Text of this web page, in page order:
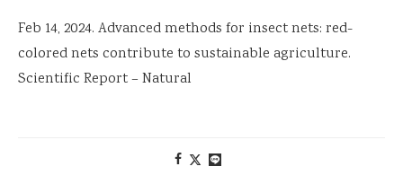
Feb 14, 2024. Advanced methods for insect nets: red-
colored nets contribute to sustainable agriculture.
Scientific Report – Natural